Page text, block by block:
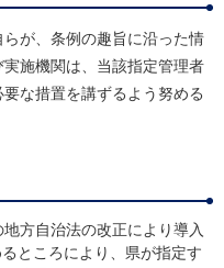
が、条例の趣旨に沿った情
施機関は、当該指定管理者
な措置を講ずるよう努める
方自治法の改正により導入
ところにより、県が指定す